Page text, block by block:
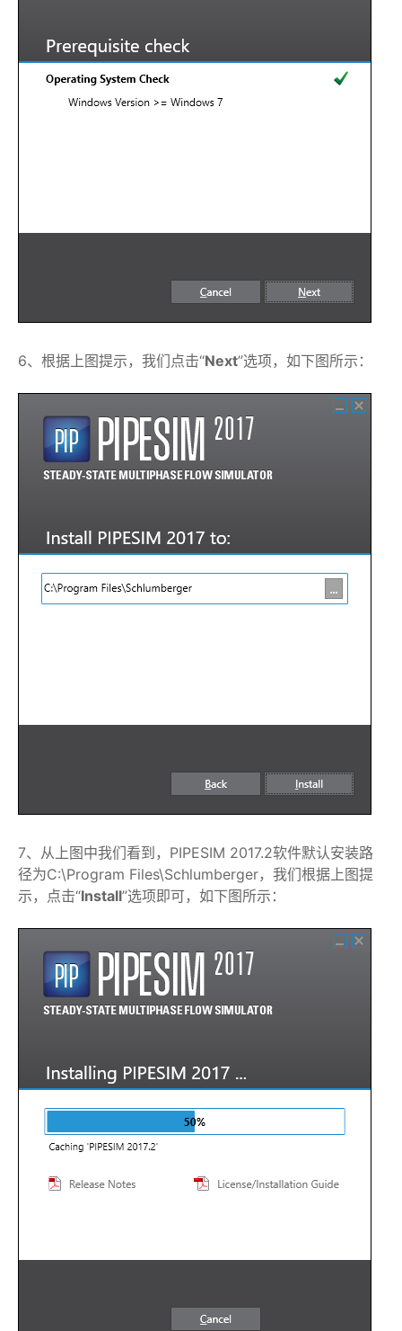
6、根据上图提示，我们点击“Next”选项，如下图所示：
7、从上图中我们看到，PIPESIM 2017.2软件默认安装路
径为C:\Program Files\Schlumberger，我们根据上图提
示，点击“Install”选项即可，如下图所示：